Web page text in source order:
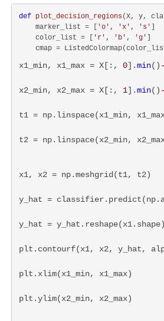
def plot_decision_regions (X, y,
    marker_list = [
'o' , 'x' , 's'
    color_list = [
'r' , 'b' , 'g'
cmap =
x1_min, x1_max = X[:, 0].min()
x2_min, x2_max = X[:, 1].min()
t1 = np.linspace(x1_min,
t2 = np.linspace(x2_min,
x1, x2 = np.meshgrid(t1, t2)
y_hat =
y_hat = y_hat.reshape(x1.shape)
plt.contourf(x1, x2, y_hat,
plt.xlim(x1_min, x1_max)
plt.ylim(x2_min, x2_max)